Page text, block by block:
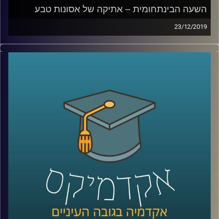
השעה הבינתחומית – אתיקה של אסונות טבע
23/12/2019
בשנת 2005 פגעה סופת ההורקין קתרינה בניו
לממשל דיפלומטיה ואסטרטגיה שחוקרת אתיקה
הייתה עדה לטראומה ולהשכלות הקשות של
הסופה על תושבי העיר, והבינה שגם לאסונות
טבע יש זווית אתית (כמו לכל דבר בחיים)
ד"ר סבן מסבירה כיצד יש לשאוף לפעול
במצבים של אסונות טבע מבחינת הסיוע שיש
להעניק לאוכלוסייה הנפגעת, תוך שימוש
במודלים בהם הקהילה לוקחת חלק פעיל
בטיפול יחד עם שיתוף פעולה של גורמים